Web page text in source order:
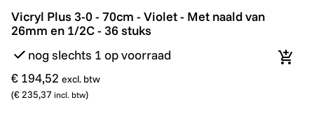
Vicryl Plus 3-0 - 70cm - Violet - Met naald van 26mm
Vicryl Plus 3-0 - 70cm - Violet - Met naald van
26mm en 1/2C - 36 stuks
nog slechts 1 op voorraad
€ 194,52 excl. btw
(€ 235,37 incl. btw)
In